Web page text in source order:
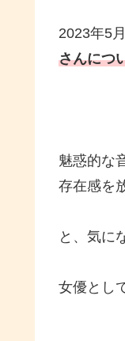
2023年5
さんにつ
魅惑的な
存在感を
と、気に
女優とし